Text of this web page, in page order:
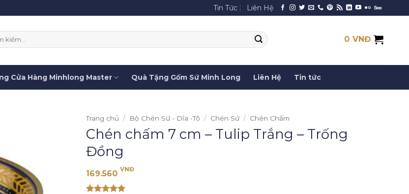
Tin Tức Liên Hệ
0 VNĐ
Cửa Hàng Minhlong Master Quà Tặng Gốm Sứ Minh Long Liên Hệ Tin tức
Trang chủ / Bộ Chén Sứ - Dĩa -Tô / Chén Sứ / Chén Chấm
Chén chấm 7 cm – Tulip Trắng – Trống
Đồng
169.560 VNĐ